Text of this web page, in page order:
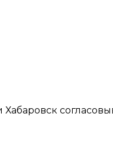
Хабаровск